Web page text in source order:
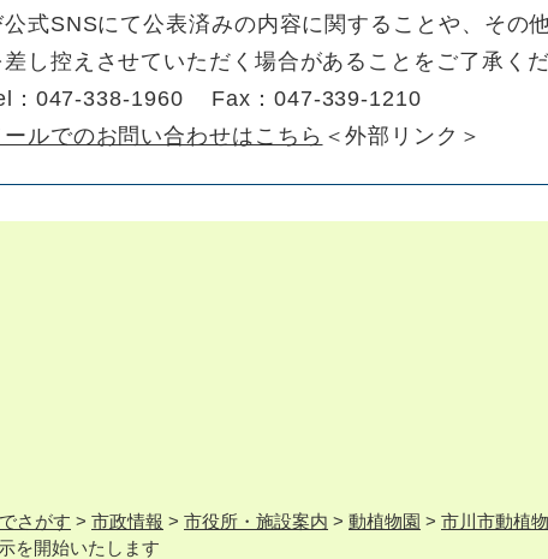
公式SNSにて公表済みの内容に関することや、その
差し控えさせていただく場合があることをご了承くだ
：047-338-1960
Fax：047-339-1210
ールでのお問い合わせはこちら ＜外部リンク＞
さがす > 市政情報 > 市役所・施設案内 > 動植物園 > 市川市動植
を開始いたします